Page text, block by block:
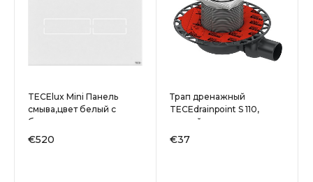
TECElux Mini Панель
смыва,цвет белый с
белыми клавишами
€520
Трап дренажный
TECEdrainpoint S 110,
низкий с универсальным
фланцем Seal System
€37